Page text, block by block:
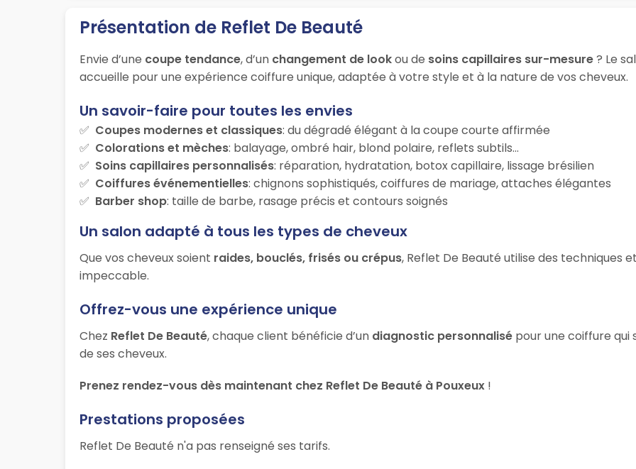
Présentation de Reflet De Beauté
Envie d’une coupe tendance, d’un changement de lookou de soins capillaires sur-mesure? Le
accueille pour une expérience coiffure unique, adaptée à votre style et à la nature de vos cheveux.
Un savoir-faire pour toutes les envies
Coupes modernes et classiques: du dégradé élégant à la coupe courte affirmée
Colorations et mèches: balayage, ombré hair, blond polaire, reflets subtils…
Soins capillaires personnalisés: réparation, hydratation, botox capillaire, lissage brésilien
Coiffures événementielles: chignons sophistiqués, coiffures de mariage, attaches élégantes
Barber shop: taille de barbe, rasage précis et contours soignés
Un salon adapté à tous les types de cheveux
Que vos cheveux soient raides, bouclés, frisés ou crépus, Reflet De Beauté utilise des techniques
impeccable.
Offrez-vous une expérience unique
Chez Reflet De Beauté, chaque client bénéficie d’un diagnostic personnalisé pour une coiffure
de ses cheveux.
Prenez rendez-vous dès maintenant chez Reflet De Beauté à Pouxeux !
Prestations proposées
Reflet De Beauté n'a pas renseigné ses tarifs.